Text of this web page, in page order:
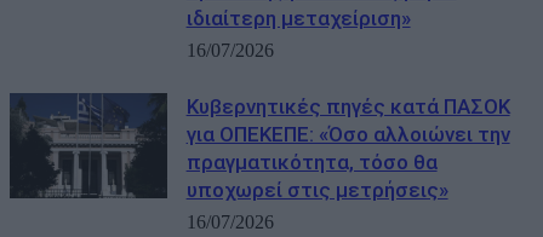
ιδιαίτερη μεταχείριση»
16/07/2026
Κυβερνητικές πηγές κατά ΠΑΣΟΚ
για ΟΠΕΚΕΠΕ: «Όσο αλλοιώνει την
πραγματικότητα, τόσο θα
υποχωρεί στις μετρήσεις»
16/07/2026